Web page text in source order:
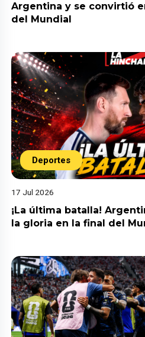
Argentina y se convirtió
del Mundial
Deportes
17 Jul 2026
¡La última batalla!
la gloria en la final del